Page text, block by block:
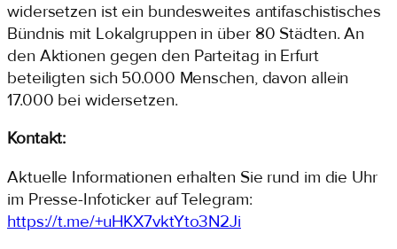
widersetzen ist ein bundesweites antifaschistisches
Bündnis mit Lokalgruppen in über 80 Städten. An
den Aktionen gegen den Parteitag in Erfurt
beteiligten sich 50.000 Menschen, davon allein
17.000 bei widersetzen.
Kontakt:
Aktuelle Informationen erhalten Sie rund im die Uhr
im Presse-Infoticker auf Telegram:
https://t.me/+uHKX7vktYto3N2Ji